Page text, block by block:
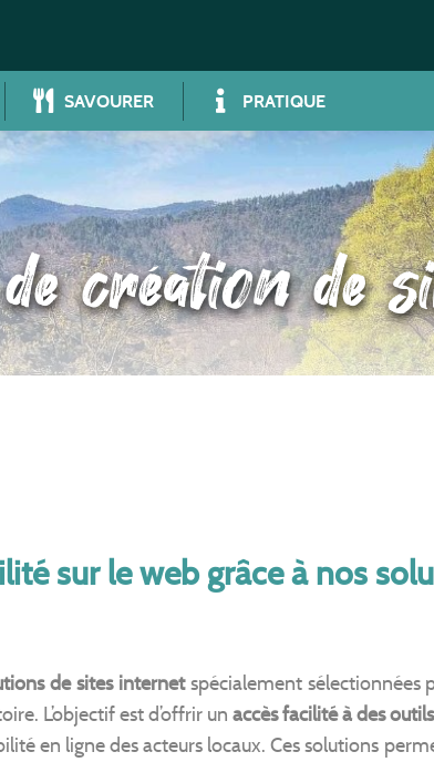
SAVOURER PRATIQUE
création de
sur le web grâce à nos
de sites internetspécialement sélectionnées
L’objectif est d’offrir unaccès facilité à des
en ligne des acteurs locaux. Ces solutions